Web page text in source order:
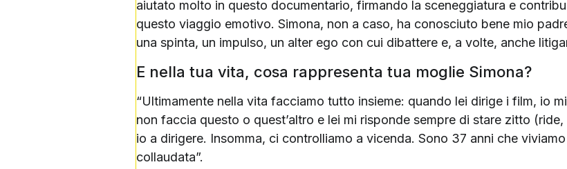
aiutato molto in questo documentario, firmando la sceneggiatura e
questo viaggio emotivo. Simona, non a caso, ha conosciuto bene mio
una spinta, un impulso, un alter ego con cui dibattere e, a volte, anche
E nella tua vita, cosa rappresenta tua moglie Simona?
“Ultimamente nella vita facciamo tutto insieme: quando lei dirige i film, io
non faccia questo o quest’altro e lei mi risponde sempre di stare zitto
io a dirigere. Insomma, ci controlliamo a vicenda. Sono 37 anni che
collaudata”.